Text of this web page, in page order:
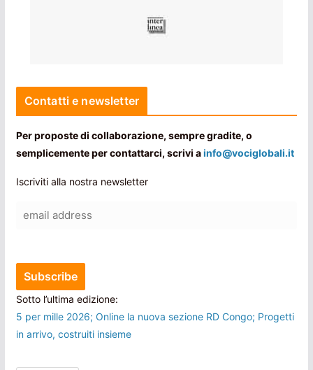
Contatti e newsletter
Per proposte di collaborazione, sempre gradite, o
semplicemente per contattarci, scrivi ainfo@vociglobali.it
Iscriviti alla nostra newsletter
Sotto l’ultima edizione:
5 per mille 2026; Online la nuova sezione RD Congo; Progetti
in arrivo, costruiti insieme